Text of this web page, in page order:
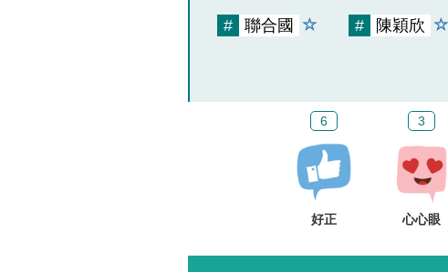
# 聯合國 # 陳穎欣
6
好正
3
心心眼